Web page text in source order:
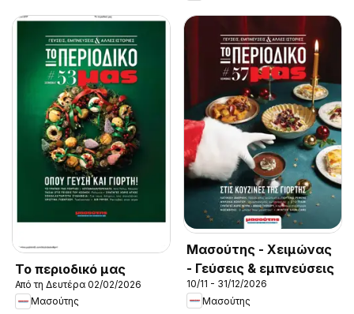
Το περιοδικό μας
Από τη Δευτέρα 02/02/2026
Μασούτης
Μασούτης - Χειμώνας
- Γεύσεις & εμπνεύσεις
10/11 - 31/12/2026
Μασούτης